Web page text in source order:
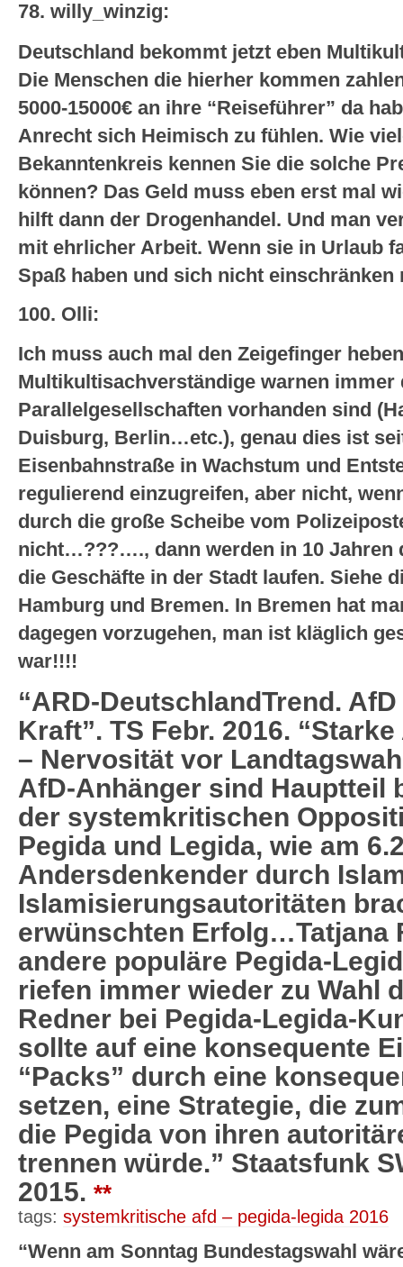
78. willy_winzig:
Deutschland bekommt jetzt eben
Die Menschen die hierher kommen
5000-15000€ an ihre “Reiseführer” da
Anrecht sich Heimisch zu fühlen. Wie
Bekanntenkreis kennen Sie die solche
können? Das Geld muss eben erst mal
hilft dann der Drogenhandel. Und man
mit ehrlicher Arbeit. Wenn sie in Urlaub
Spaß haben und sich nicht einschränken
100. Olli:
Ich muss auch mal den Zeigefinger
Multikultisachverständige warnen immer
Parallelgesellschaften vorhanden sind
Duisburg, Berlin…etc.), genau dies ist
Eisenbahnstraße in Wachstum und
regulierend einzugreifen, aber nicht,
durch die große Scheibe vom
nicht…???…., dann werden in 10 Jahren
die Geschäfte in der Stadt laufen. Siehe
Hamburg und Bremen. In Bremen hat
dagegen vorzugehen, man ist kläglich
war!!!!
“ARD-DeutschlandTrend.
Kraft”. TS Febr. 2016.
– Nervosität vor
AfD-Anhänger sind Hauptteil
der systemkritischen
Pegida und Legida, wie am
Andersdenkender durch
Islamisierungsautoritäten
erwünschten Erfolg…Tatjana
andere populäre Pegida-
riefen immer wieder zu Wahl
Redner bei Pegida-Legida-
sollte auf eine konsequente
“Packs” durch eine
setzen, eine Strategie, die
die Pegida von ihren
trennen würde.” Staatsfunk
2015. **
tags: systemkritische afd – pegida-legida 2016
“Wenn am Sonntag Bundestagswahl